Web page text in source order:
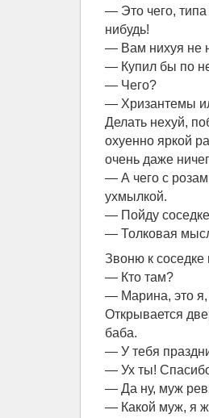
— Это чего, типа
нибудь!
— Вам нихуя не
— Купил бы по
— Чего?
— Хризантемы
Делать нехуй,
охуенно яркой
очень даже
— А чего с
ухмылкой.
— Пойду
— Толковая
Звоню к соседке
— Кто там?
— Марина, это я,
Открывается
баба.
— У тебя
— Ух ты!
— Да ну, муж
— Какой муж, я ж